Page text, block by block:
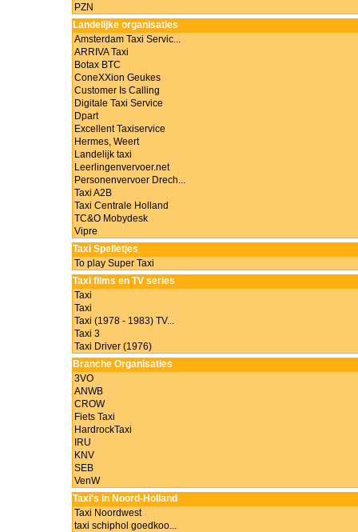
PZN
Landelijke organisaties
Amsterdam Taxi Servic...
ARRIVA Taxi
Botax BTC
ConeXXion Geukes
Customer Is Calling
Digitale Taxi Service
Dpart
Excellent Taxiservice
Hermes, Weert
Landelijk taxi
Leerlingenvervoer.net
Personenvervoer Drech...
Taxi A2B
Taxi Centrale Holland
TC&O Mobydesk
Vipre
Taxi Spelletjes
To play Super Taxi
Taxi films en TV series
Taxi
Taxi
Taxi (1978 - 1983) TV...
Taxi 3
Taxi Driver (1976)
Branche Organisaties
3VO
ANWB
CROW
Fiets Taxi
HardrockTaxi
IRU
KNV
SEB
VenW
Taxi's in Noord-Holland
Taxi Noordwest
taxi schiphol goedkoo...